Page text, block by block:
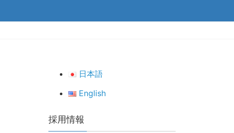
日本語
English
採用情報